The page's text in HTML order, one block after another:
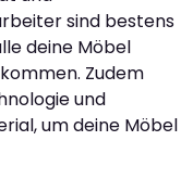
sind bestens
deine Möbel
Zudem
und
um deine Möbel